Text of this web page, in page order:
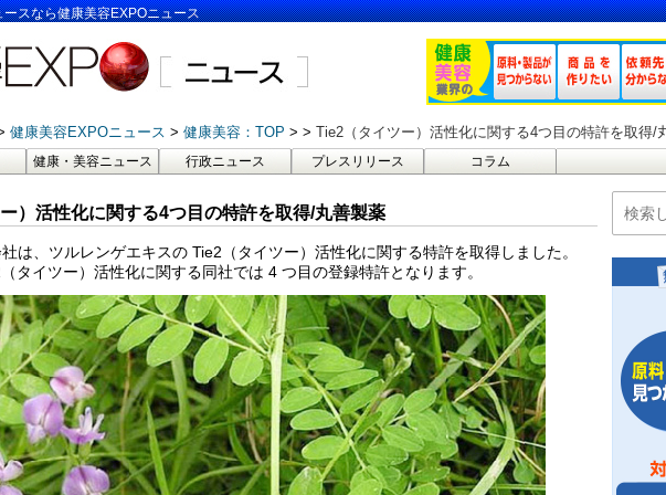
スなら健康美容EXPOニュース
健康美容EXPOニュース 健康美容：TOP Tie2（タイツー）活性化に関する4つ目の特許を取得/
健康・美容ニュース 行政ニュース プレスリリース コラム
）活性化に関する4つ目の特許を取得/丸善製薬
は、ツルレンゲエキスの Tie2（タイツー）活性化に関する特許を取得しました。
タイツー）活性化に関する同社では 4 つ目の登録特許となります。